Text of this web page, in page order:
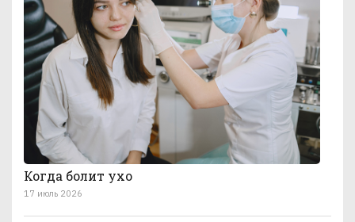
Когда болит ухо
17 июль 2026